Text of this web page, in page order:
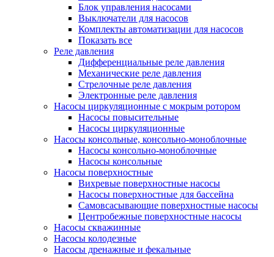
Блок управления насосами
Выключатели для насосов
Комплекты автоматизации для насосов
Показать все
Реле давления
Дифференциальные реле давления
Механические реле давления
Стрелочные реле давления
Электронные реле давления
Насосы циркуляционные с мокрым ротором
Насосы повысительные
Насосы циркуляционные
Насосы консольные, консольно-моноблочные
Насосы консольно-моноблочные
Насосы консольные
Насосы поверхностные
Вихревые поверхностные насосы
Насосы поверхностные для бассейна
Самовсасывающие поверхностные насосы
Центробежные поверхностные насосы
Насосы скважинные
Насосы колодезные
Насосы дренажные и фекальные